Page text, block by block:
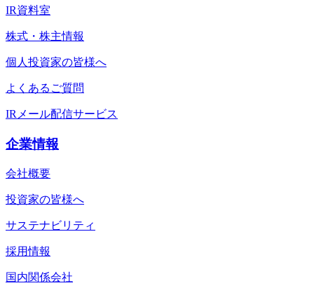
IR資料室
株式・株主情報
個人投資家の皆様へ
よくあるご質問
IRメール配信サービス
企業情報
会社概要
投資家の皆様へ
サステナビリティ
採用情報
国内関係会社